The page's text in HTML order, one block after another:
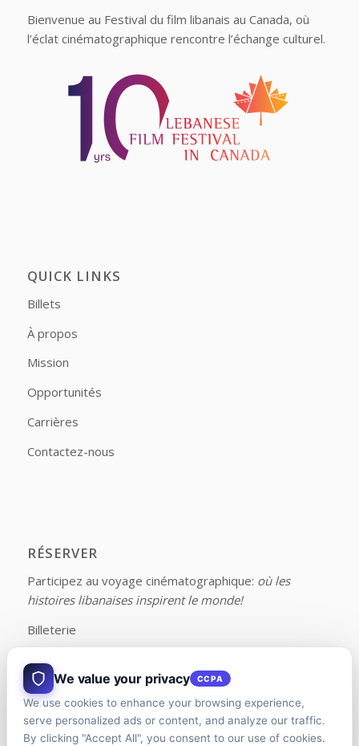
Bienvenue au Festival du film libanais au Canada, où
l’éclat cinématographique rencontre l’échange culturel.
QUICK LINKS
Billets
À propos
Mission
Opportunités
Carrières
Contactez-nous
RÉSERVER
Participez au voyage cinématographique: où les
histoires libanaises inspirent le monde!
Billeterie
FOLLOW US ON FACEBOOK
We value your privacy CCPA
We use cookies to enhance your browsing experience,
serve personalized ads or content, and analyze our traffic.
By clicking "Accept All", you consent to our use of cookies.